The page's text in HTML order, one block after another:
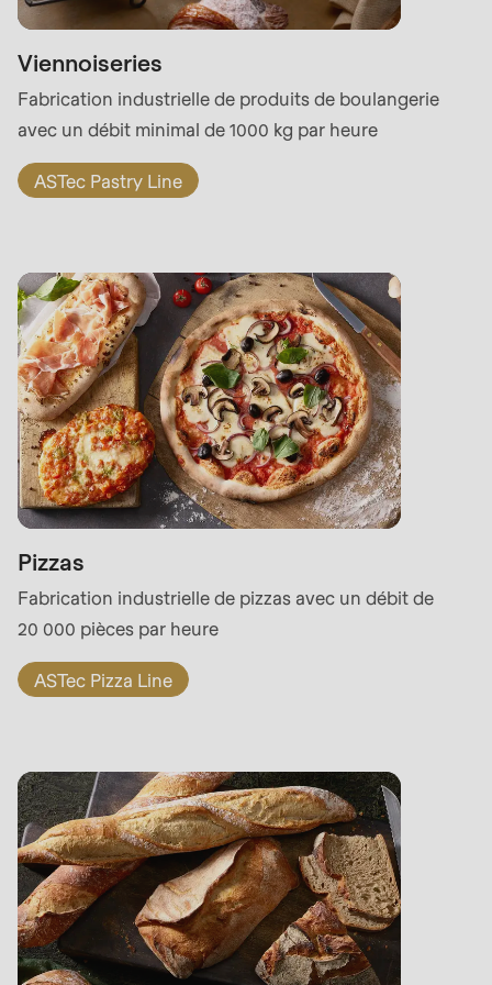
to
parameter
#1
($string)
of
type
deprecated
in
Drupal\rondo_contact\ContactService-
>Drupal\rondo_contact\
{closure}
()
(line
597
of
modules/custom/rondo_contact/src/
Viennoiseries
Fabrication industrielle de produits de boulangerie
avec un débit minimal de 1000 kg par heure
ASTec Pastry Line
Pizzas
Fabrication industrielle de pizzas avec un débit de
20 000 pièces par heure
ASTec Pizza Line